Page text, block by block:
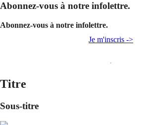
Abonnez-vous à notre infolettre.
Abonnez-vous à notre infolettre.
Je m'inscris ->
Titre
Sous-titre